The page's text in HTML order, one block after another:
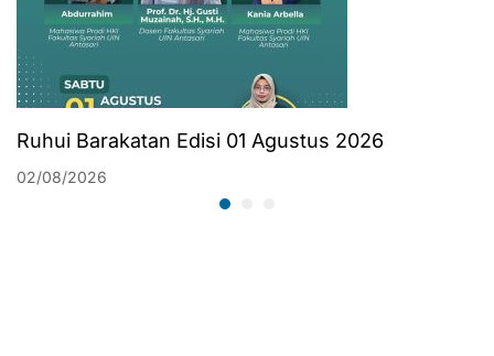
Ruhui Barakatan Edisi 01 Agustus 2026
02/08/2026